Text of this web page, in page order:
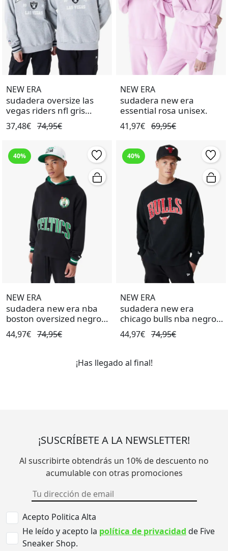
NEW ERA
sudadera oversize las
vegas riders nfl gris
unisex.
37,48€ 74,95€
NEW ERA
sudadera new era
essential rosa unisex.
41,97€ 69,95€
40%
NEW ERA
sudadera new era nba
boston oversized negro
de hombre.
44,97€ 74,95€
40%
NEW ERA
sudadera new era
chicago bulls nba negro
de hombre.
44,97€ 74,95€
¡Has llegado al final!
¡SUSCRÍBETE A LA NEWSLETTER!
Al suscribirte obtendrás un 10% de descuento no
acumulable con otras promociones
Acepto Politica Alta
He leído y acepto la política de privacidad de Five
Sneaker Shop.